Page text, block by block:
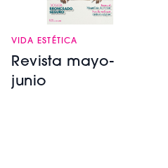
VIDA ESTÉTICA
Revista mayo-
junio